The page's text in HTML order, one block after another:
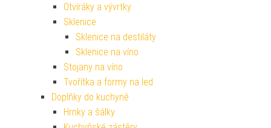
Otvíráky a vývrtky
Sklenice
Sklenice na destiláty
Sklenice na víno
Stojany na víno
Tvořítka a formy na led
Doplňky do kuchyně
Hrnky a šálky